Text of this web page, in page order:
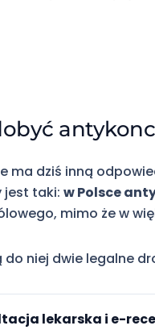
ma dziś inną
jest taki: w Polsce
mimo że w
do niej dwie legalne
lekarska i e-